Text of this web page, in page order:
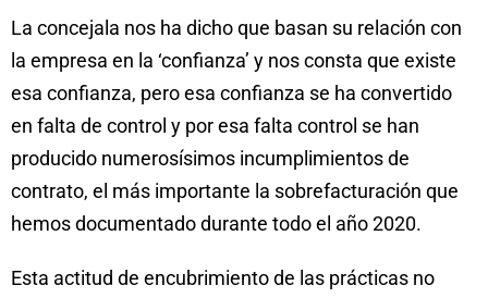
La concejala nos ha dicho que basan su relación con
la empresa en la ‘confianza’ y nos consta que existe
esa confianza, pero esa confianza se ha convertido
en falta de control y por esa falta control se han
producido numerosísimos incumplimientos de
contrato, el más importante la sobrefacturación que
hemos documentado durante todo el año 2020.
Esta actitud de encubrimiento de las prácticas no